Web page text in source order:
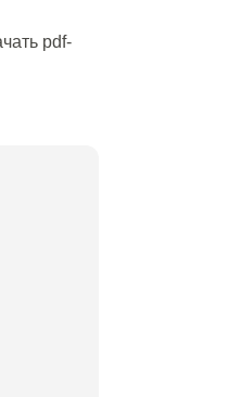
pdf-